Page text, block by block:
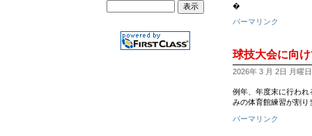
�
パーマリンク
球技大会に向
2026年 3 月 2日 月曜
例年、年度末に行われ
みの体育館練習が割
パーマリンク